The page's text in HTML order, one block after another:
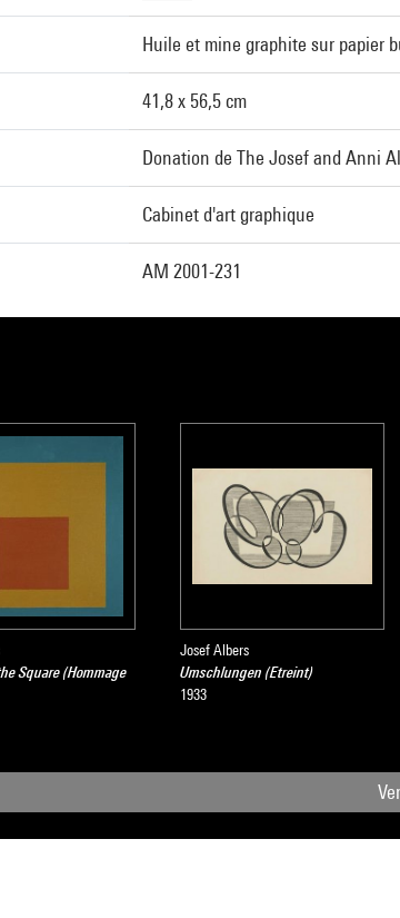
Huile et mine graphite sur papier
41,8 x 56,5 cm
Donation de The Josef and Anni
Cabinet d'art graphique
AM 2001-231
Square (Hommage
Josef Albers
Umschlungen (Etreint)
1933